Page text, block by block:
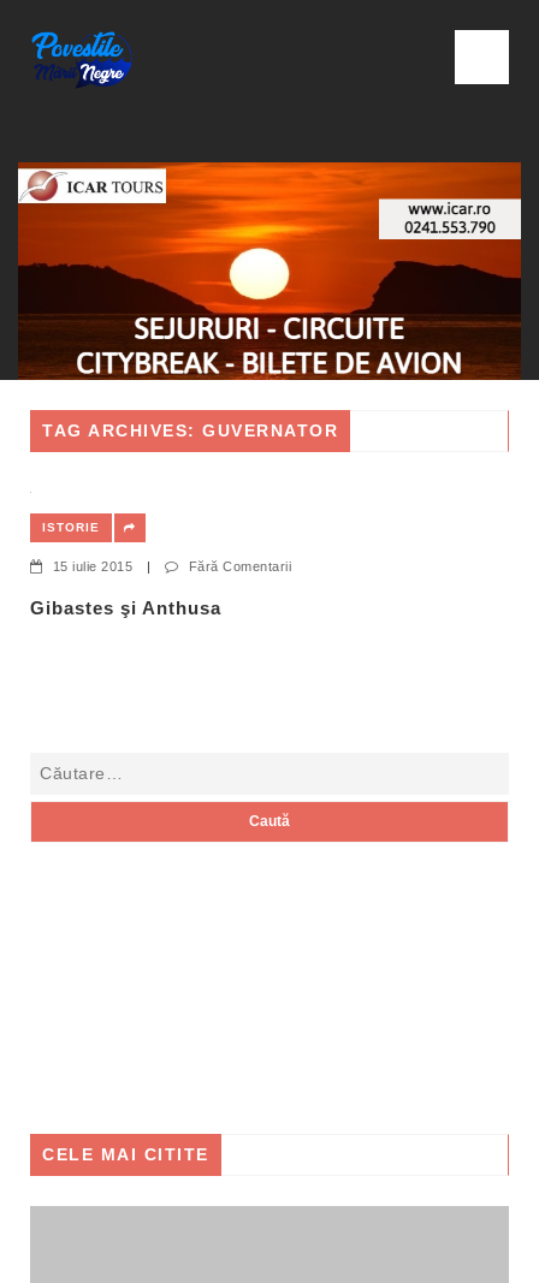
TAG ARCHIVES: GUVERNATOR
ISTORIE
15 iulie 2015 | Fără Comentarii
Gibastes şi Anthusa
CELE MAI CITITE